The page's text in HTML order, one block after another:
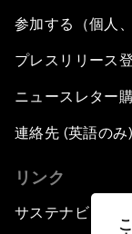
参加する（個人、
プレスリリース
ニュースレター
連絡先 (英語のみ)
リンク
サステナビリテ